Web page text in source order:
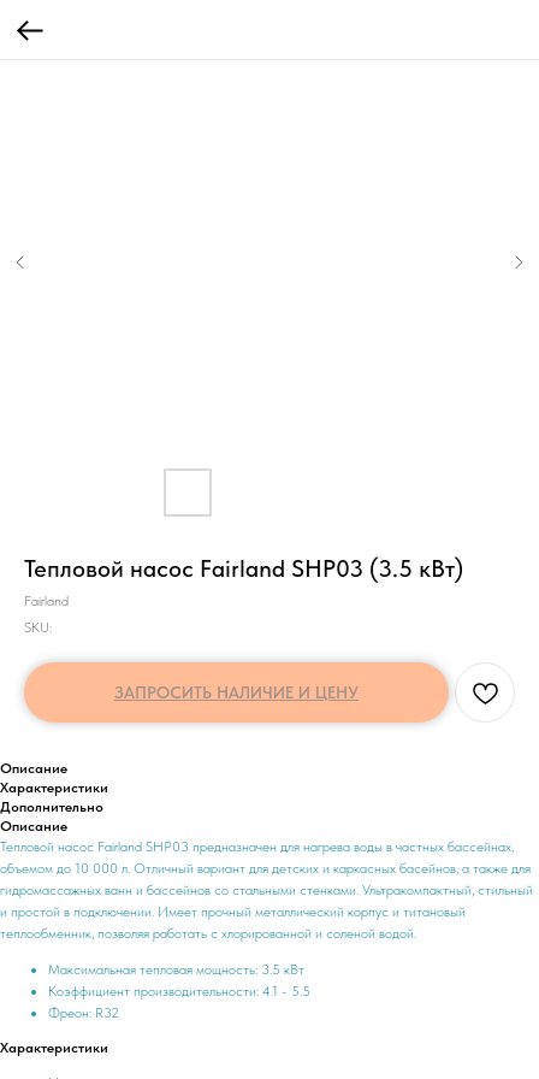
Тепловой насос Fairland SHP03 (3.5 кВт)
Fairland
SKU:
ЗАПРОСИТЬ НАЛИЧИЕ И ЦЕНУ
Описание
Характеристики
Дополнительно
Описание
Тепловой насос Fairland SHP03 предназначен для нагрева воды в частных бассейнах,
объемом до 10 000 л. Отличный вариант для детских и каркасных басейнов, а также для
гидромассажных ванн и бассейнов со стальными стенками. Ультракомпактный, стильный
и простой в подключении. Имеет прочный металлический корпус и титановый
теплообменник, позволяя работать с хлорированной и соленой водой.
Максимальная тепловая мощность: 3.5 кВт
Коэффициент производительности: 4.1 - 5.5
Фреон: R32
Характеристики